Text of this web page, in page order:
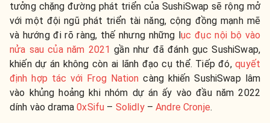
tưởng chặng đường phát triển của SushiSwap sẽ rộng mở
với một đội ngũ phát triển tài năng, cộng đồng mạnh mẽ
và hướng đi rõ ràng, thế nhưng những lục đục nội bộ vào
nửa sau của năm 2021 gần như đã đánh gục SushiSwap,
khiến dự án không còn ai lãnh đạo cụ thể. Tiếp đó,quyết
định hợp tác với Frog Nation càng khiến SushiSwap lâm
vào khủng hoảng khi nhóm dự án ấy vào đầu năm 2022
dính vào drama0xSifu – Solidly–Andre Cronje.